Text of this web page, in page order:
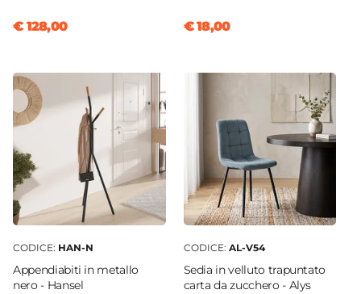
€ 128,00 € 18,00
CODICE: HAN-N
Appendiabiti in metallo
nero - Hansel
CODICE: AL-V54
Sedia in velluto trapuntato
carta da zucchero - Alys